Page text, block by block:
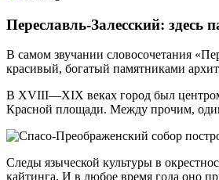
Переславль-Залесский: здесь
В самом звучании словосочетания
красивый, богатый памятниками
В XVIII—XIX веках город был центром
Красной площади. Между прочим,
Следы языческой культуры в
кайтинга. И в любое время года оно